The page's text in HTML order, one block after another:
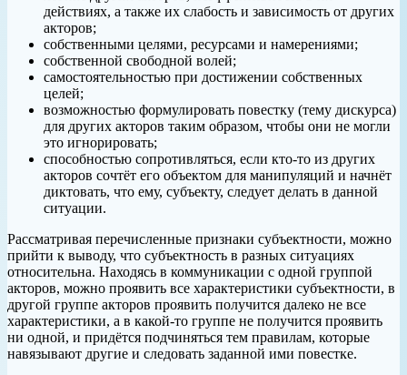
действиях, а также их слабость и зависимость от других
акторов;
собственными целями, ресурсами и намерениями;
собственной свободной волей;
самостоятельностью при достижении собственных
целей;
возможностью формулировать повестку (тему дискурса)
для других акторов таким образом, чтобы они не могли
это игнорировать;
способностью сопротивляться, если кто-то из других
акторов сочтёт его объектом для манипуляций и начнёт
диктовать, что ему, субъекту, следует делать в данной
ситуации.
Рассматривая перечисленные признаки субъектности, можно
прийти к выводу, что субъектность в разных ситуациях
относительна. Находясь в коммуникации с одной группой
акторов, можно проявить все характеристики субъектности, в
другой группе акторов проявить получится далеко не все
характеристики, а в какой-то группе не получится проявить
ни одной, и придётся подчиняться тем правилам, которые
навязывают другие и следовать заданной ими повестке.